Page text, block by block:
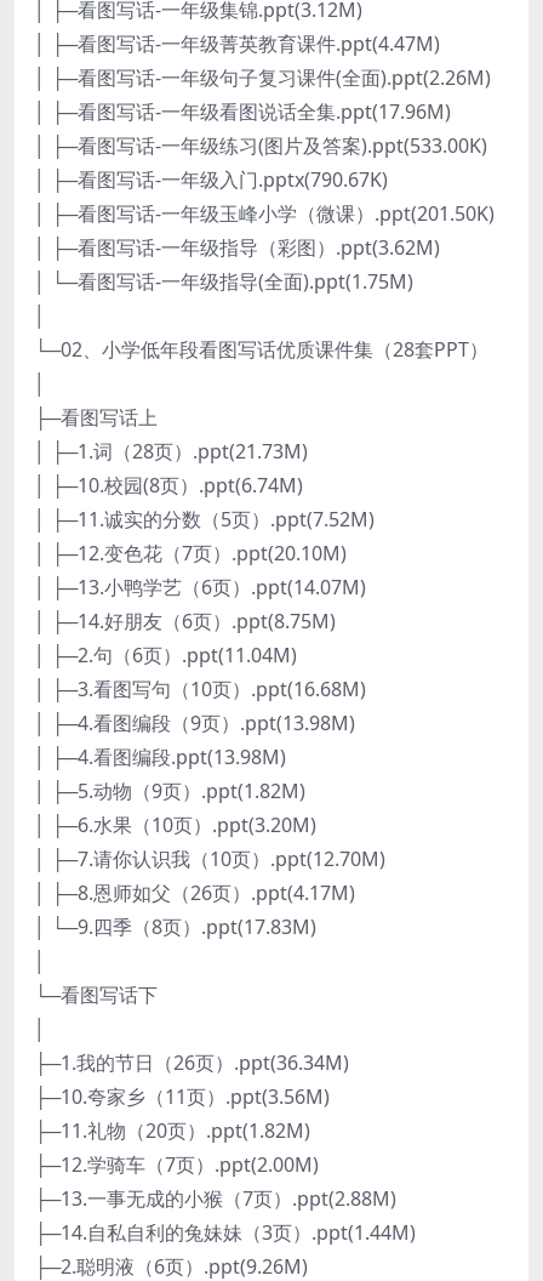
│ ├─看图写话-一年级集锦.ppt(3.12M)
│ ├─看图写话-一年级菁英教育课件.ppt(4.47M)
│ ├─看图写话-一年级句子复习课件(全面).ppt(2.26M)
│ ├─看图写话-一年级看图说话全集.ppt(17.96M)
│ ├─看图写话-一年级练习(图片及答案).ppt(533.00K)
│ ├─看图写话-一年级入门.pptx(790.67K)
│ ├─看图写话-一年级玉峰小学（微课）.ppt(201.50K)
│ ├─看图写话-一年级指导（彩图）.ppt(3.62M)
│ └─看图写话-一年级指导(全面).ppt(1.75M)
└─02、小学低年段看图写话优质课件集（28套PPT）
├─看图写话上
│ ├─1.词（28页）.ppt(21.73M)
│ ├─10.校园(8页）.ppt(6.74M)
│ ├─11.诚实的分数（5页）.ppt(7.52M)
│ ├─12.变色花（7页）.ppt(20.10M)
│ ├─13.小鸭学艺（6页）.ppt(14.07M)
│ ├─14.好朋友（6页）.ppt(8.75M)
│ ├─2.句（6页）.ppt(11.04M)
│ ├─3.看图写句（10页）.ppt(16.68M)
│ ├─4.看图编段（9页）.ppt(13.98M)
│ ├─4.看图编段.ppt(13.98M)
│ ├─5.动物（9页）.ppt(1.82M)
│ ├─6.水果（10页）.ppt(3.20M)
│ ├─7.请你认识我（10页）.ppt(12.70M)
│ ├─8.恩师如父（26页）.ppt(4.17M)
│ └─9.四季（8页）.ppt(17.83M)
└─看图写话下
├─1.我的节日（26页）.ppt(36.34M)
├─10.夸家乡（11页）.ppt(3.56M)
├─11.礼物（20页）.ppt(1.82M)
├─12.学骑车（7页）.ppt(2.00M)
├─13.一事无成的小猴（7页）.ppt(2.88M)
├─14.自私自利的兔妹妹（3页）.ppt(1.44M)
├─2.聪明液（6页）.ppt(9.26M)